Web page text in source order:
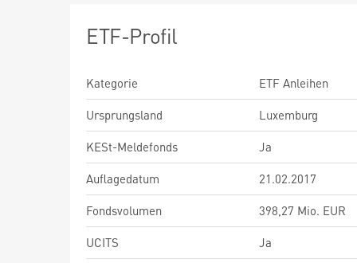
ETF-Profil
Kategorie
ETF Anleihen
Ursprungsland
Luxemburg
KESt-Meldefonds
Ja
Auflagedatum
21.02.2017
Fondsvolumen
398,27 Mio. EUR
UCITS
Ja